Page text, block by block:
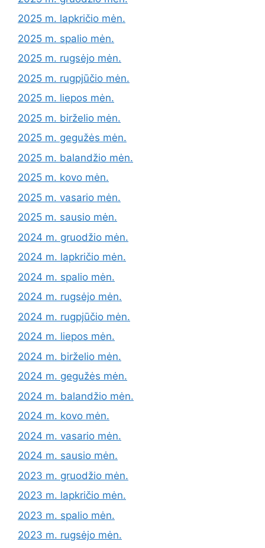
2025 m. lapkričio mėn.
2025 m. spalio mėn.
2025 m. rugsėjo mėn.
2025 m. rugpjūčio mėn.
2025 m. liepos mėn.
2025 m. birželio mėn.
2025 m. gegužės mėn.
2025 m. balandžio mėn.
2025 m. kovo mėn.
2025 m. vasario mėn.
2025 m. sausio mėn.
2024 m. gruodžio mėn.
2024 m. lapkričio mėn.
2024 m. spalio mėn.
2024 m. rugsėjo mėn.
2024 m. rugpjūčio mėn.
2024 m. liepos mėn.
2024 m. birželio mėn.
2024 m. gegužės mėn.
2024 m. balandžio mėn.
2024 m. kovo mėn.
2024 m. vasario mėn.
2024 m. sausio mėn.
2023 m. gruodžio mėn.
2023 m. lapkričio mėn.
2023 m. spalio mėn.
2023 m. rugsėjo mėn.